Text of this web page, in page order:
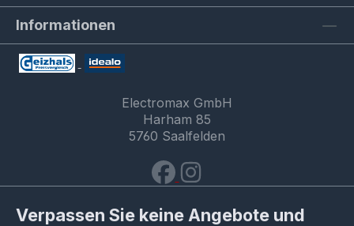
Informationen
Electromax GmbH
Harham 85
5760 Saalfelden
Verpassen Sie keine Angebote und